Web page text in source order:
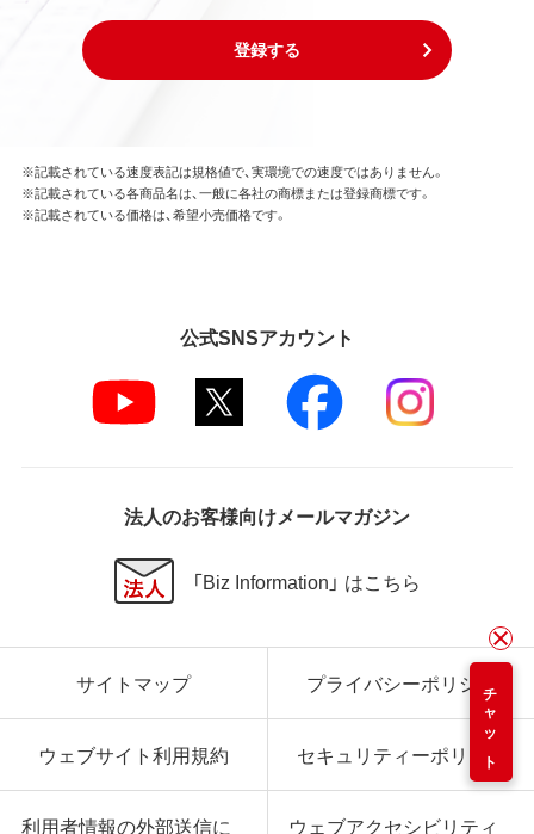
登録する
チャット
※記載されている速度表記は規格値で、実環境での速度ではありません。
※記載されている各商品名は、一般に各社の商標または登録商標です。
※記載されている価格は、希望小売価格です。
公式SNSアカウント
法人のお客様向けメールマガジン
「Biz Information」 はこちら
サイトマップ プライバシーポリシー
ウェブサイト利用規約 セキュリティーポリシー
利用者情報の外部送信に ウェブアクセシビリティ